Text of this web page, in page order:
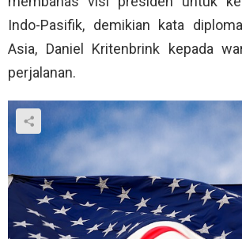
Indo-Pasifik, demikian kata
Asia, Daniel Kritenbrink kepada
perjalanan.